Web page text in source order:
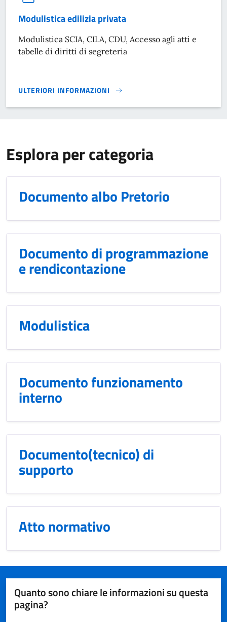
Modulistica edilizia privata
Modulistica SCIA, CILA, CDU, Accesso agli atti e
tabelle di diritti di segreteria
ULTERIORI INFORMAZIONI
MODULISTICA EDILIZIA PRIVATA}
Esplora per categoria
Documento albo Pretorio
Documento di programmazione
e rendicontazione
Modulistica
Documento funzionamento
interno
Documento(tecnico) di
supporto
Atto normativo
Quanto sono chiare le informazioni su questa
pagina?